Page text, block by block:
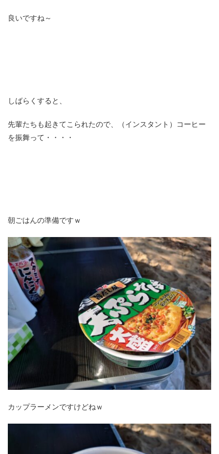
良いですね～
しばらくすると、
先輩たちも起きてこられたので、（インスタント）コーヒー
を振舞って・・・・
朝ごはんの準備ですｗ
カップラーメンですけどねｗ